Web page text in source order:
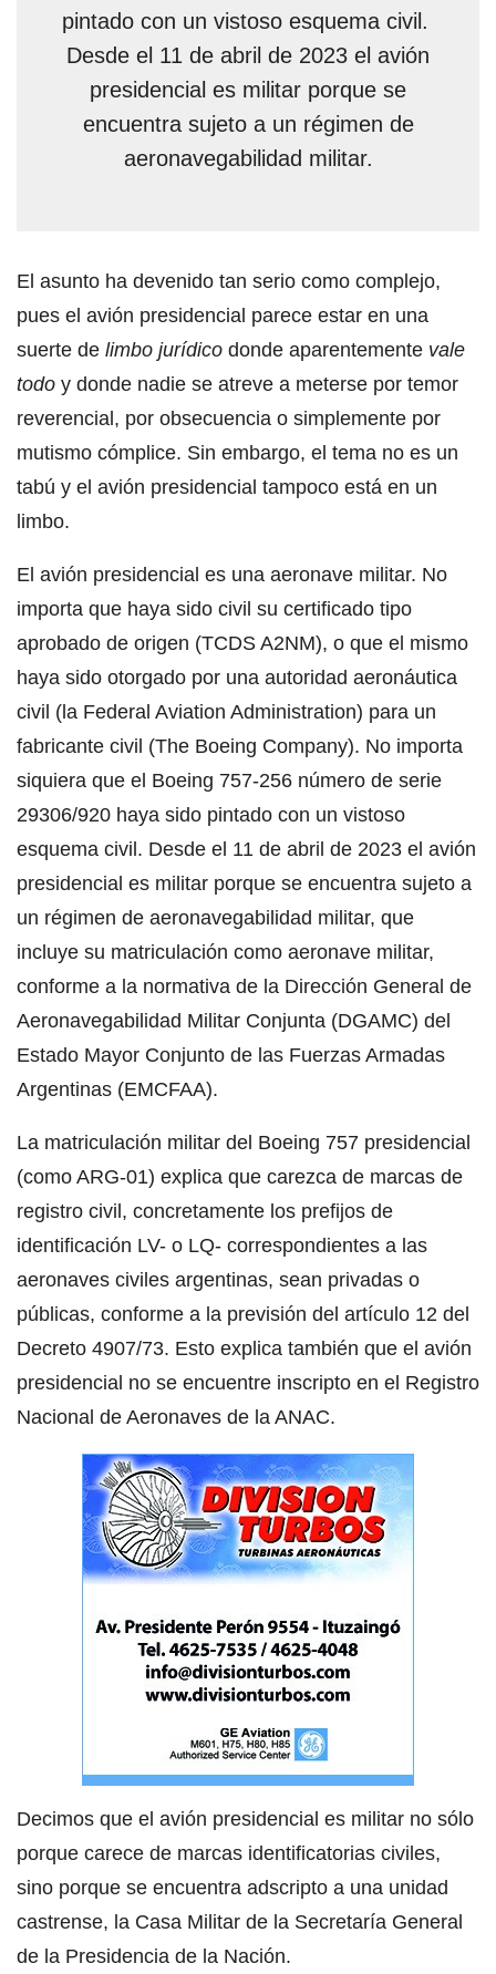
pintado con un vistoso esquema civil.
Desde el 11 de abril de 2023 el avión
presidencial es militar porque se
encuentra sujeto a un régimen de
aeronavegabilidad militar.
El asunto ha devenido tan serio como complejo,
pues el avión presidencial parece estar en una
suerte de limbo jurídico donde aparentemente vale
todo y donde nadie se atreve a meterse por temor
reverencial, por obsecuencia o simplemente por
mutismo cómplice. Sin embargo, el tema no es un
tabú y el avión presidencial tampoco está en un
limbo.
El avión presidencial es una aeronave militar. No
importa que haya sido civil su certificado tipo
aprobado de origen (TCDS A2NM), o que el mismo
haya sido otorgado por una autoridad aeronáutica
civil (la Federal Aviation Administration) para un
fabricante civil (The Boeing Company). No importa
siquiera que el Boeing 757-256 número de serie
29306/920 haya sido pintado con un vistoso
esquema civil. Desde el 11 de abril de 2023 el avión
presidencial es militar porque se encuentra sujeto a
un régimen de aeronavegabilidad militar, que
incluye su matriculación como aeronave militar,
conforme a la normativa de la Dirección General de
Aeronavegabilidad Militar Conjunta (DGAMC) del
Estado Mayor Conjunto de las Fuerzas Armadas
Argentinas (EMCFAA).
La matriculación militar del Boeing 757 presidencial
(como ARG-01) explica que carezca de marcas de
registro civil, concretamente los prefijos de
identificación LV- o LQ- correspondientes a las
aeronaves civiles argentinas, sean privadas o
públicas, conforme a la previsión del artículo 12 del
Decreto 4907/73. Esto explica también que el avión
presidencial no se encuentre inscripto en el Registro
Nacional de Aeronaves de la ANAC.
Decimos que el avión presidencial es militar no sólo
porque carece de marcas identificatorias civiles,
sino porque se encuentra adscripto a una unidad
castrense, la Casa Militar de la Secretaría General
de la Presidencia de la Nación.